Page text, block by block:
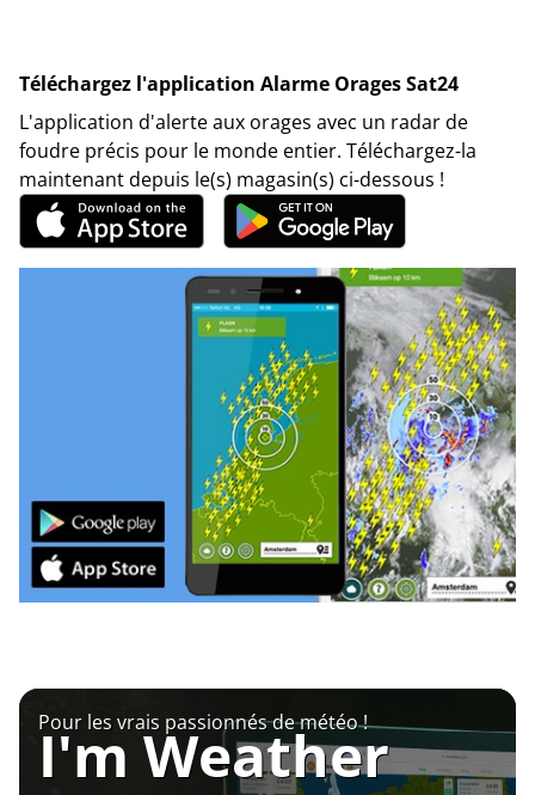
Téléchargez l'application Alarme Orages Sat24
L'application d'alerte aux orages avec un radar de
foudre précis pour le monde entier. Téléchargez-la
maintenant depuis le(s) magasin(s) ci-dessous !
Pour les vrais passionnés de météo !
I'm Weather